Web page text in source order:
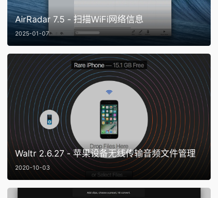
AirRadar 7.5 - 扫描WiFi网络信息
2025-01-07
Waltr 2.6.27 - 苹果设备无线传输音频文件管理
2020-10-03